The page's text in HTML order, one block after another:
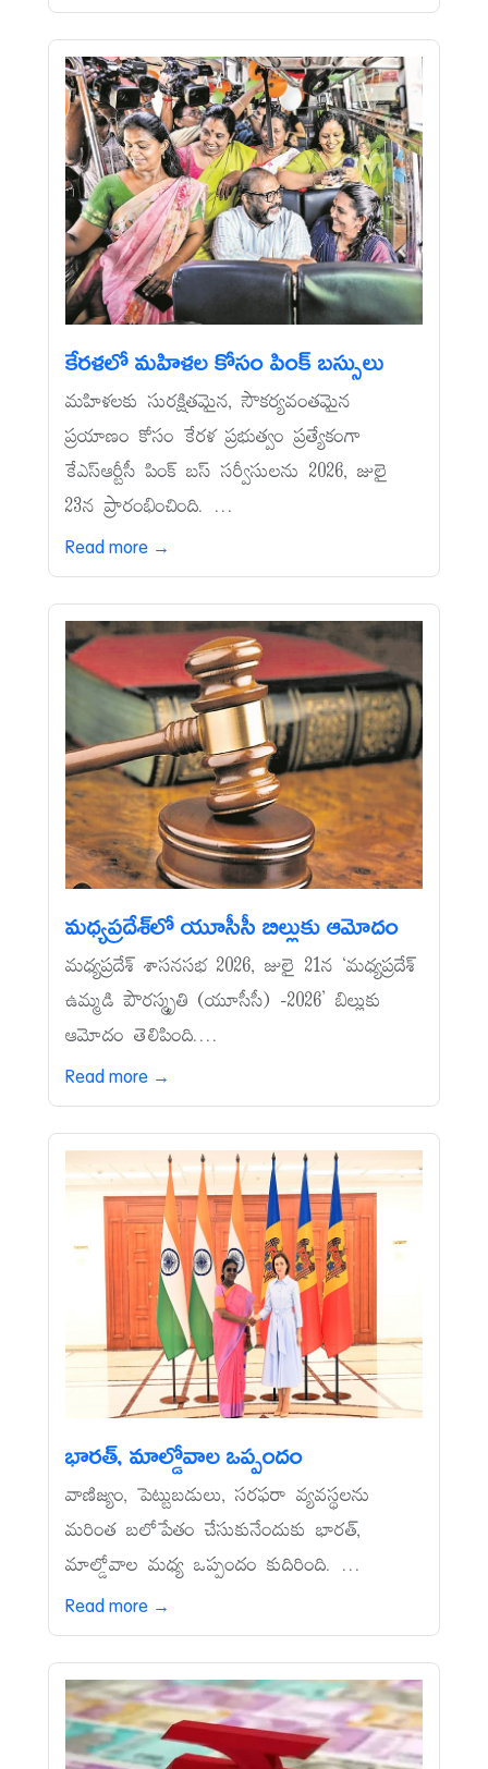
కేరళలో మహిళల కోసం పింక్‌ బస్సులు
మహిళలకు సురక్షితమైన, సౌకర్యవంతమైన
ప్రయాణం కోసం కేరళ ప్రభుత్వం ప్రత్యేకంగా
కేఎస్‌ఆర్టీసీ పింక్‌ బస్‌ సర్వీసులను 2026, జులై
23న ప్రారంభించింది. ...
Read more →
మధ్యప్రదేశ్‌లో యూసీసీ బిల్లుకు ఆమోదం
మధ్యప్రదేశ్‌ శాసనసభ 2026, జులై 21న ‘మధ్యప్రదేశ్‌
ఉమ్మడి పౌరస్మృతి (యూసీసీ) -2026’ బిల్లుకు
ఆమోదం తెలిపింది....
Read more →
భారత్, మాల్డోవాల ఒప్పందం
వాణిజ్యం, పెట్టుబడులు, సరఫరా వ్యవస్థలను
మరింత బలోపేతం చేసుకునేందుకు భారత్,
మాల్డోవాల మధ్య ఒప్పందం కుదిరింది. ...
Read more →